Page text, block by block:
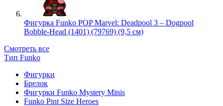
Фигурка Funko POP Marvel: Deadpool 3 – Dogpool
Bobble-Head (1401) (79769) (9,5 см)
Смотреть все
Тип Funko
Фигурки
Брелок
Фигурки Funko Mystery Minis
Funko Pint Size Heroes